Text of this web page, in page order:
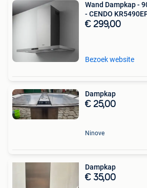
Wand Dampkap -
- CENDO
€ 299,00
Bezoek website
Dampkap
€ 25,00
Ninove
Dampkap
€ 35,00